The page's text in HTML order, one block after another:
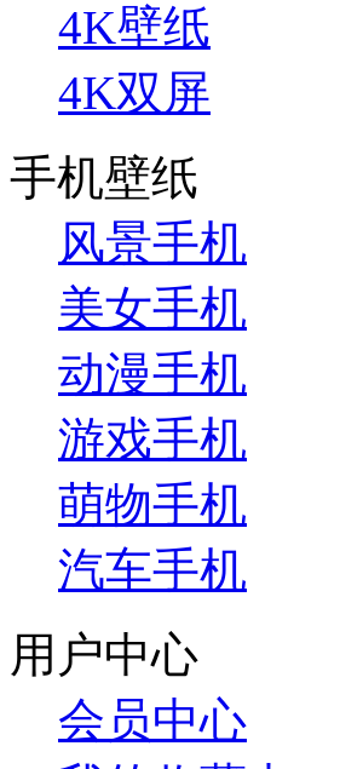
4K壁纸
4K双屏
手机壁纸
风景手机
美女手机
动漫手机
游戏手机
萌物手机
汽车手机
用户中心
会员中心